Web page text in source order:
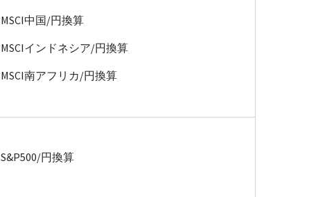
MSCI中国/円換算
MSCIインドネシア/円換算
MSCI南アフリカ/円換算
S&P500/円換算